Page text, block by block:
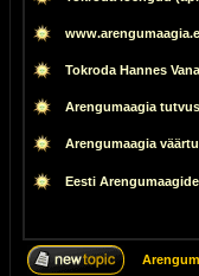
Tokroda Hannes
Arengumaagia
Arengumaagia
Eesti